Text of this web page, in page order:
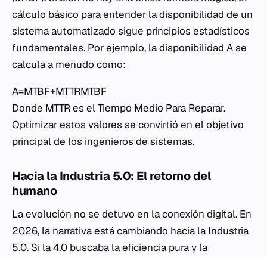
cálculo básico para entender la disponibilidad de un
sistema automatizado sigue principios estadísticos
fundamentales. Por ejemplo, la disponibilidad A se
calcula a menudo como:
A=MTBF+MTTRMTBF​
Donde MTTR es el Tiempo Medio Para Reparar.
Optimizar estos valores se convirtió en el objetivo
principal de los ingenieros de sistemas.
Hacia la Industria 5.0: El retorno del
humano
La evolución no se detuvo en la conexión digital. En
2026, la narrativa está cambiando hacia la Industria
5.0. Si la 4.0 buscaba la eficiencia pura y la